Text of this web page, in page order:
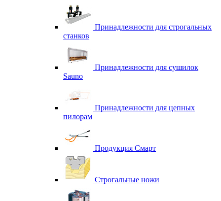
Принадлежности для строгальных
станков
Принадлежности для сушилок
Sauno
Принадлежности для цепных
пилорам
Продукция Смарт
Строгальные ножи